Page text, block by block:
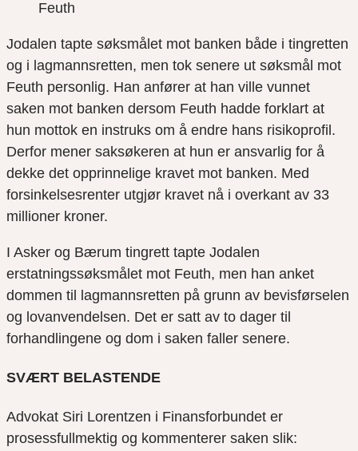
Feuth
Jodalen tapte søksmålet mot banken både i tingretten
og i lagmannsretten, men tok senere ut søksmål mot
Feuth personlig. Han anfører at han ville vunnet
saken mot banken dersom Feuth hadde forklart at
hun mottok en instruks om å endre hans risikoprofil.
Derfor mener saksøkeren at hun er ansvarlig for å
dekke det opprinnelige kravet mot banken. Med
forsinkelsesrenter utgjør kravet nå i overkant av 33
millioner kroner.
I Asker og Bærum tingrett tapte Jodalen
erstatningssøksmålet mot Feuth, men han anket
dommen til lagmannsretten på grunn av bevisførselen
og lovanvendelsen. Det er satt av to dager til
forhandlingene og dom i saken faller senere.
SVÆRT BELASTENDE
Advokat Siri Lorentzen i Finansforbundet er
prosessfullmektig og kommenterer saken slik: